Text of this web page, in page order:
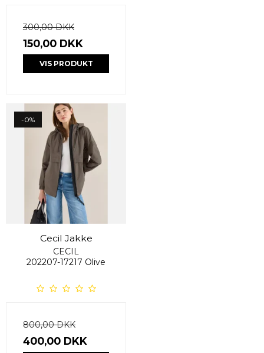
300,00 DKK
150,00 DKK
VIS PRODUKT
-0%
Cecil Jakke
CECIL
202207-17217 Olive
800,00 DKK
400,00 DKK